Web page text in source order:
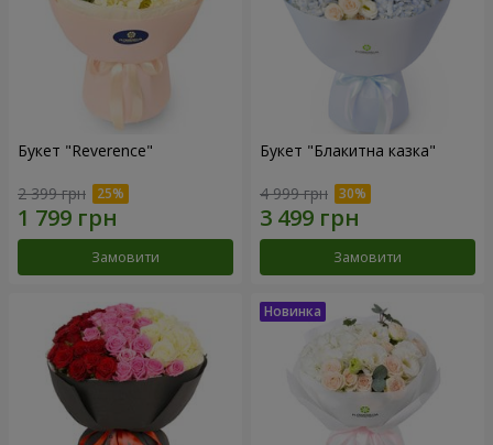
Букет "Reverence"
2 399 грн
Замовити
Букет "Блакитна казка"
4 999 грн
Замовити